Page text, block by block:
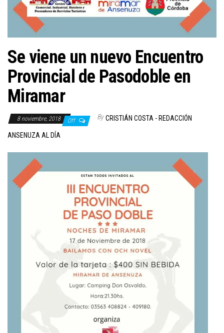
Se viene un nuevo Encuentro
Provincial de Pasodoble en
Miramar
8 noviembre, 2018 Off By CRISTIÁN COSTA - REDACCIÓN
ANSENUZA AL DÍA